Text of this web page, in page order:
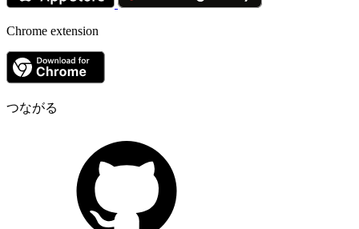
Chrome extension
つながる